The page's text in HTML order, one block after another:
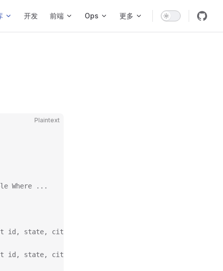
开发 前端 Ops 更多
Plaintext
Where ...
id, state, city From ori_table
id, state, city From ori_table;